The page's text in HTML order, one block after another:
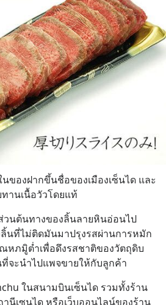
ของฝากขึ้นชื่อของเมืองเซ็นได และ
านเนื้อวัวโดยแท้
นต้นทางของลิ้นลายหินอ่อนไป
นที่ไม่ติดมันมาปรุงรสผ่านการหมัก
หภมูิต่ำเพื่อดึงรสชาติของวัตถุดิบ
จะนำไปแพจขายให้กับลูกค้า
ในสนามบินเซ็นได รวมทั้งร้าน
นีเซนได หรือเว็บออนไลน์ของร้าน